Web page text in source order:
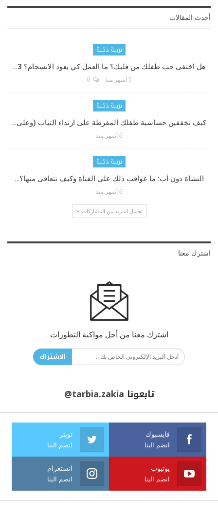
أحدث المقالات
تربية ذكية
هل اختفى حب طفلك من قلبك؟ ما العمل كي يعود الانسجام؟ 3…
5 أشهر منذ 0
تربية ذكية
كيف تخففين حساسية طفلك المفرطة على ارتداء الثياب (وعلى…
6 أشهر منذ
تربية ذكية
النشأة دون أب: ما عواقب ذلك على الفتاة وكيف تتعافى منها؟…
6 أشهر منذ
تحميل المزيد من المشاركات
اشترك معنا
اشترك معنا من أجل مواكبة التطورات
الاشتراك
تابعونا @tarbia.zakia
فايسبوك
انضم الينا
تويتر
انضم الينا
يوتيوب
انضم الينا
انستغرام
انضم الينا